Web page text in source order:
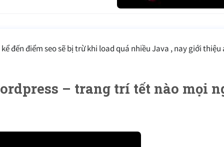
đến điểm seo sẽ bị trừ khi load quá nhiều Java , nay giới thiệu
– trang trí tết nào mọi